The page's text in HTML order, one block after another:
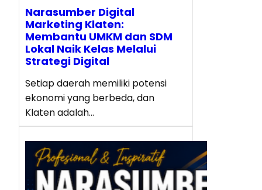
Narasumber Digital
Marketing Klaten:
Membantu UMKM dan SDM
Lokal Naik Kelas Melalui
Strategi Digital
Setiap daerah memiliki potensi
ekonomi yang berbeda, dan
Klaten adalah…